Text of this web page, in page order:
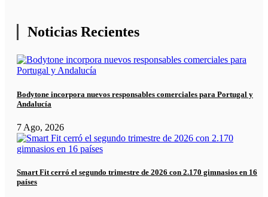
Noticias Recientes
Bodytone incorpora nuevos responsables comerciales para Portugal y
Andalucía
7 Ago, 2026
Smart Fit cerró el segundo trimestre de 2026 con 2.170 gimnasios en 16
países